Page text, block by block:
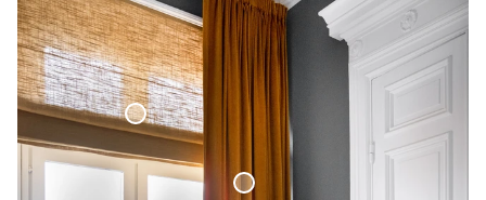
Hissgardin Vävd Linne